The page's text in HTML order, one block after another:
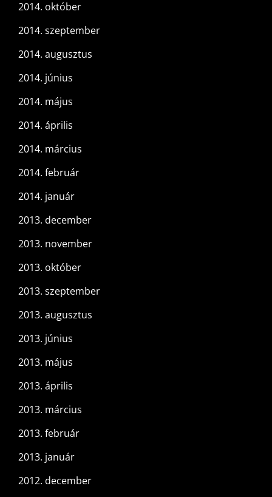
2014. október
2014. szeptember
2014. augusztus
2014. június
2014. május
2014. április
2014. március
2014. február
2014. január
2013. december
2013. november
2013. október
2013. szeptember
2013. augusztus
2013. június
2013. május
2013. április
2013. március
2013. február
2013. január
2012. december